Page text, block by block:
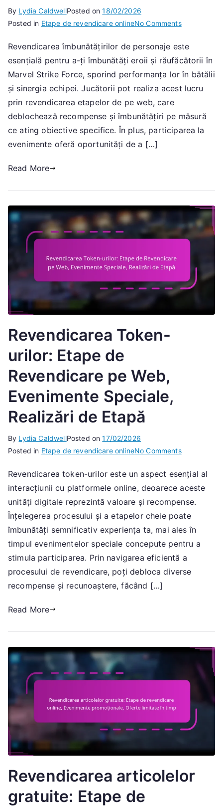
By Lydia CaldwellPosted on18/02/2026
Posted in Etape de revendicare onlineNo Commentson
de
Personaj:
Etape
pe
Web,
Resurse
Revendicarea îmbunătățirilor de personaje este
esențială pentru a-ți îmbunătăți eroii și răufăcătorii în
Marvel Strike Force, sporind performanța lor în bătălii
și sinergia echipei. Jucătorii pot realiza acest lucru
prin revendicarea etapelor de pe web, care
deblochează recompense și îmbunătățiri pe măsură
ce ating obiective specifice. În plus, participarea la
evenimente oferă oportunități de a […]
Read More
Revendicarea Token-
urilor: Etape de
Revendicare pe Web,
Evenimente Speciale,
Realizări de Etapă
By Lydia CaldwellPosted on17/02/2026
Posted in Etape de revendicare onlineNo Commentson
Token-
urilor:
Etape
de
Revendicare
Web,
Evenimente
Speciale,
Revendicarea token-urilor este un aspect esențial al
interacțiunii cu platformele online, deoarece aceste
unități digitale reprezintă valoare și recompense.
Înțelegerea procesului și a etapelor cheie poate
îmbunătăți semnificativ experiența ta, mai ales în
timpul evenimentelor speciale concepute pentru a
stimula participarea. Prin navigarea eficientă a
procesului de revendicare, poți debloca diverse
recompense și recunoaștere, făcând […]
Read More
Revendicarea articolelor
gratuite: Etape de